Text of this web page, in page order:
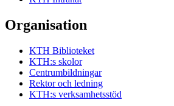
Organisation
KTH Biblioteket
KTH:s skolor
Centrumbildningar
Rektor och ledning
KTH:s verksamhetsstöd